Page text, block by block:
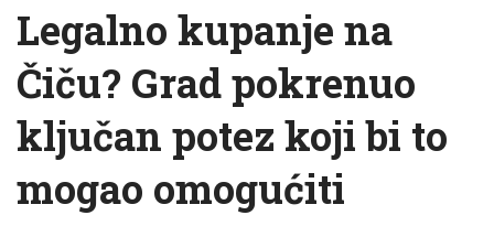
Legalno kupanje na
Čiču? Grad pokrenuo
ključan potez koji bi to
mogao omogućiti